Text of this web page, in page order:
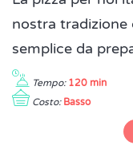
nostra tradizione
semplice da
Tempo: 120 min
Costo: Basso